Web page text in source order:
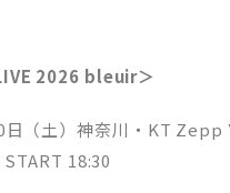
2026 bleuir＞
日（土）神奈川・KT Zepp
18:30